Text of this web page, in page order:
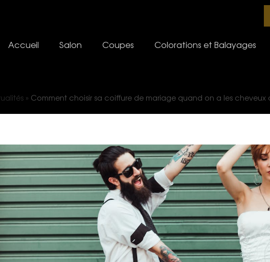
Accueil Salon Coupes Colorations et Balayages
» Comment choisir sa coiffure de mariage quand on a les cheveux